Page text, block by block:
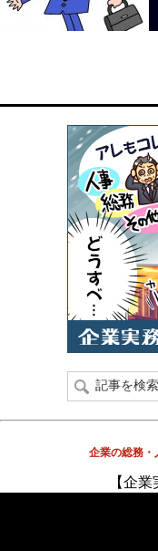
企業の総務・
【企